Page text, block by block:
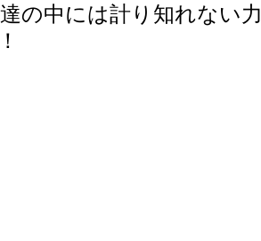
の中には計り知れない力